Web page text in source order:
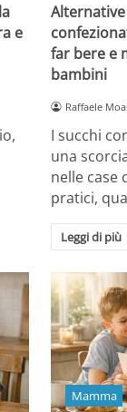
e
far bere e
bambini
Raffaele
I succhi
una
nelle case
pratici,
Leggi di più
Mamma